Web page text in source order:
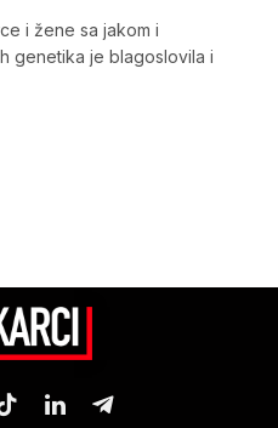
i žene sa jakom i
genetika je blagoslovila i
TikTokLinkedInTelegram